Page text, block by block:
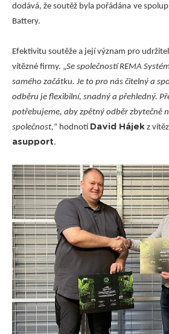
dodává, že soutěž byla pořádána ve
Battery.
Efektivitu soutěže a její význam pro
vítězné firmy. „Se společností REMA
samého začátku. Je to pro nás čitelný a
odběru je flexibilní, snadný a přehledný.
potřebujeme, aby zpětný odběr zbytečně
společnost,“ hodnotí David Hájek z
asupport.